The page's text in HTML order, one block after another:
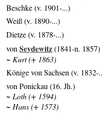
Beschke (v. 1901-...)
Weiß (v. 1890-...)
Dietze (v. 1878-...)
vonSeydewitz(1841-n. 1857)
~ Kurt (+ 1863)
Könige von Sachsen (v. 1832-
von Ponickau (16. Jh.)
~ Loth (+ 1594)
~ Hans (+ 1573)